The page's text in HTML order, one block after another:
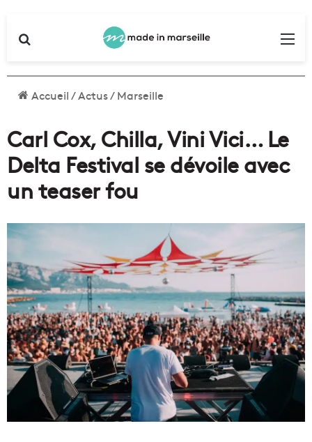
Accueil/Actus/Marseille
Carl Cox, Chilla, Vini Vici… Le
Delta Festival se dévoile avec
un teaser fou